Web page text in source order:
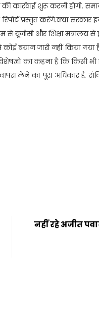
कार्रवाई शुरू करनी होगी.
प्रस्तुत करेंगे.क्या
यूजीसी और शिक्षा मंत्रालय
बयान जारी नहीं किया
का कहना है कि किसी
लेने का पूरा अधिकार है.
नहीं रहे अजीत